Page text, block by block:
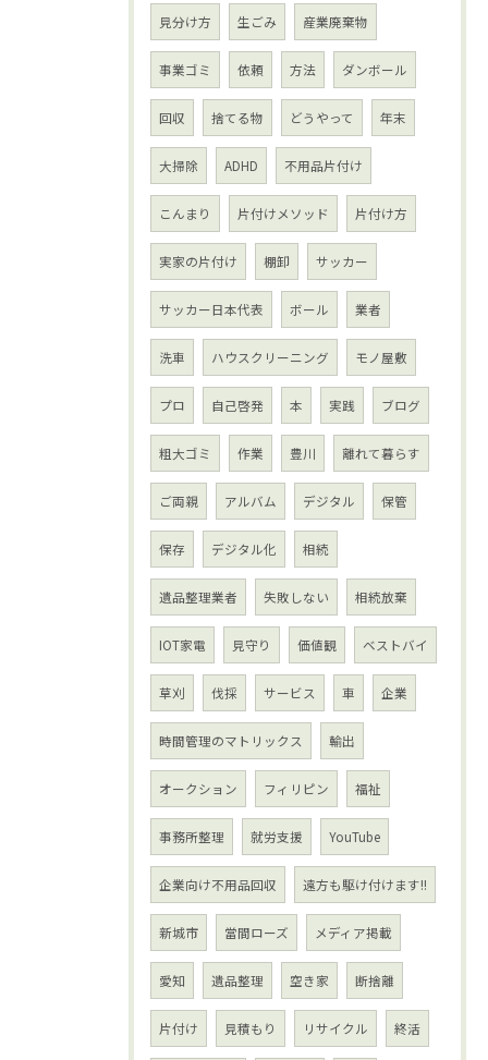
見分け方 生ごみ 産業廃棄物
事業ゴミ 依頼 方法 ダンボール
回収 捨てる物 どうやって 年末
大掃除 ADHD 不用品片付け
こんまり 片付けメソッド 片付け方
実家の片付け 棚卸 サッカー
サッカー日本代表 ボール 業者
洗車 ハウスクリーニング モノ屋敷
プロ 自己啓発 本 実践 ブログ
粗大ゴミ 作業 豊川 離れて暮らす
ご両親 アルバム デジタル 保管
保存 デジタル化 相続
遺品整理業者 失敗しない 相続放棄
IOT家電 見守り 価値観 ベストバイ
草刈 伐採 サービス 車 企業
時間管理のマトリックス 輸出
オークション フィリピン 福祉
事務所整理 就労支援 YouTube
企業向け不用品回収 遠方も駆け付けます!!
新城市 當間ローズ メディア掲載
愛知 遺品整理 空き家 断捨離
片付け 見積もり リサイクル 終活